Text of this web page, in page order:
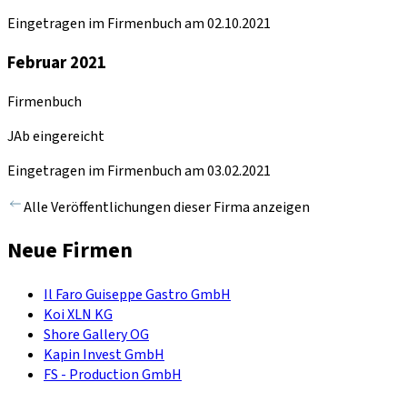
Eingetragen im Firmenbuch am 02.10.2021
Februar 2021
Firmenbuch
JAb eingereicht
Eingetragen im Firmenbuch am 03.02.2021
Alle Veröffentlichungen dieser Firma anzeigen
Neue Firmen
Il Faro Guiseppe Gastro GmbH
Koi XLN KG
Shore Gallery OG
Kapin Invest GmbH
FS - Production GmbH